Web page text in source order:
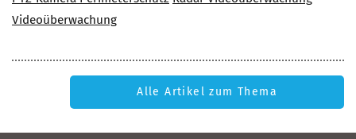
Videoüberwachung
Alle Artikel zum Thema